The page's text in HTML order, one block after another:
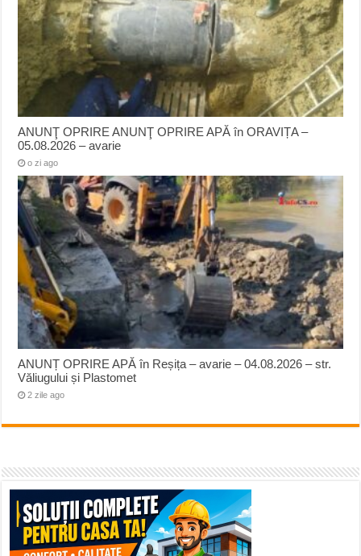
ANUNŢ OPRIRE ANUNŢ OPRIRE APĂ în ORAVIȚA –
05.08.2026 – avarie
o zi ago
ANUNȚ OPRIRE APĂ în Reșița – avarie – 04.08.2026 – str.
Văliugului și Plastomet
2 zile ago